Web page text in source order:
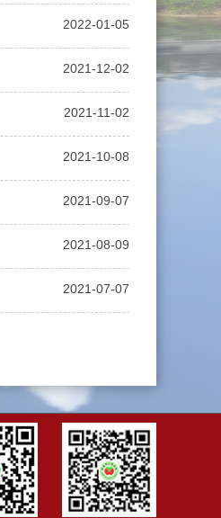
2022-01-05
2021-12-02
2021-11-02
2021-10-08
2021-09-07
2021-08-09
2021-07-07